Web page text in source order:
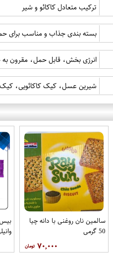
ترکیب متعادل کاکائو و شیر
بسته بندی جذاب و مناسب برای
انرژی بخش، قابل حمل، مقرون
شیرین عسل، کیک کاکائویی، کیک
سالمین نان روغنی با دانه چیا
50 گرمی
۷۰,۰۰۰
وانیلی